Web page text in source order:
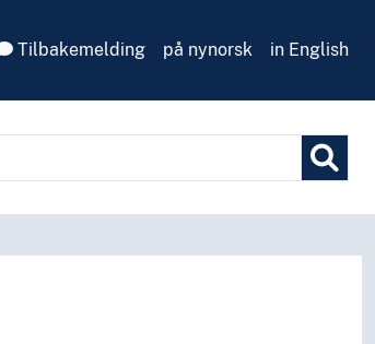
Tilbakemelding på nynorsk in English